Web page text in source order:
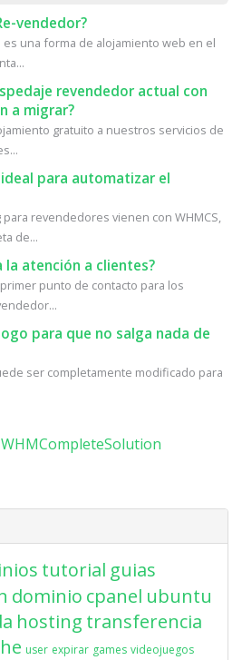
vendedor?
una forma de alojamiento web en el
revendedor actual con
a migrar?
gratuito a nuestros servicios de
para automatizar el
revendedores vienen con WHMCS,
de...
la atención a clientes?
punto de contacto para los
para que no salga nada de
ser completamente modificado para
WHMCompleteSolution
tutorial guias
dominio cpanel ubuntu
hosting transferencia
user expirar games videojuegos